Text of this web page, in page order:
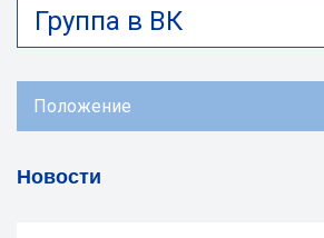
Группа в ВК
Положение
Новости